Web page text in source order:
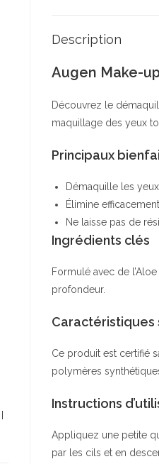
Description
Augen Make-
Découvrez le
maquillage des yeux
Principaux
Démaquille les
Élimine
Ne laisse pas de
Ingrédients clés
Formulé avec de
profondeur.
Ce produit est certifié
polymères
Instructions
Appliquez une petite
par les cils et en